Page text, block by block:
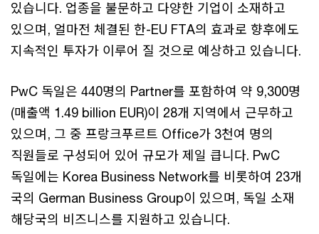
있습니다. 업종을 불문하고 다양한 기업이 소재하고
있으며, 얼마전 체결된 한-EU FTA의 효과로 향후에도
지속적인 투자가 이루어 질 것으로 예상하고 있습니다.
PwC 독일은 440명의 Partner를 포함하여 약 9,300명
(매출액 1.49 billion EUR)이 28개 지역에서 근무하고
있으며, 그 중 프랑크푸르트 Office가 3천여 명의
직원들로 구성되어 있어 규모가 제일 큽니다. PwC
독일에는 Korea Business Network를 비롯하여 23개
국의 German Business Group이 있으며, 독일 소재
해당국의 비즈니스를 지원하고 있습니다.